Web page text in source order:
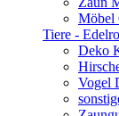
Möbel
Tiere -
Deko
Vogel